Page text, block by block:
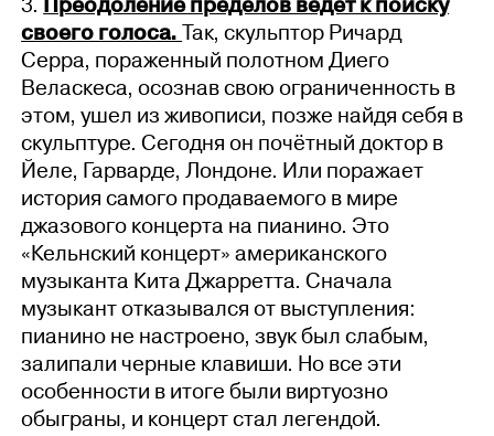
своего голоса.Так, скульптор Ричард
Серра, пораженный полотном Диего
Веласкеса, осознав свою ограниченность в
этом, ушел из живописи, позже найдя себя в
скульптуре. Сегодня он почётный доктор в
Йеле, Гарварде, Лондоне. Или поражает
история самого продаваемого в мире
джазового концерта на пианино. Это
«Кельнский концерт» американского
музыканта Кита Джарретта. Сначала
музыкант отказывался от выступления:
пианино не настроено, звук был слабым,
залипали черные клавиши. Но все эти
особенности в итоге были виртуозно
обыграны, и концерт стал легендой.